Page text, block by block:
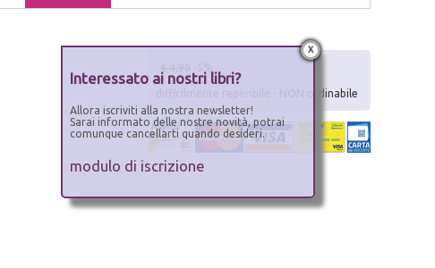
difficilmente reperibile - NON ordinabile
x
Interessato ai nostri libri?
Allora iscriviti alla nostra newsletter!
Sarai informato delle nostre novità, potrai
comunque cancellarti quando desideri.
modulo di iscrizione